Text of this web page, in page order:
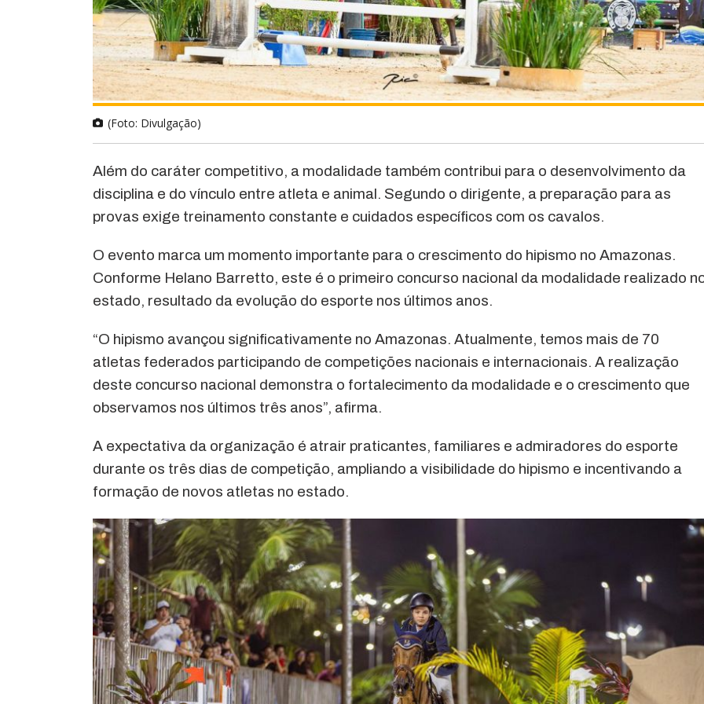
(Foto: Divulgação)
Além do caráter competitivo, a modalidade também contribui para o desenvolvimento da
disciplina e do vínculo entre atleta e animal. Segundo o dirigente, a preparação para as
provas exige treinamento constante e cuidados específicos com os cavalos.
O evento marca um momento importante para o crescimento do hipismo no Amazonas.
Conforme Helano Barretto, este é o primeiro concurso nacional da modalidade realizado
estado, resultado da evolução do esporte nos últimos anos.
“O hipismo avançou significativamente no Amazonas. Atualmente, temos mais de 70
atletas federados participando de competições nacionais e internacionais. A realização
deste concurso nacional demonstra o fortalecimento da modalidade e o crescimento que
observamos nos últimos três anos”, afirma.
A expectativa da organização é atrair praticantes, familiares e admiradores do esporte
durante os três dias de competição, ampliando a visibilidade do hipismo e incentivando a
formação de novos atletas no estado.